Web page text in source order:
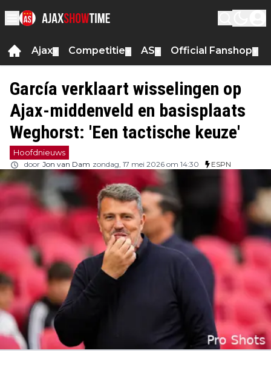
Ajax Competitie AS Official Fanshop
García verklaart wisselingen op
Ajax-middenveld en basisplaats
Weghorst: 'Een tactische keuze'
Hoofdnieuws
door Jon van Dam zondag, 17 mei 2026 om 14:30 ESPN